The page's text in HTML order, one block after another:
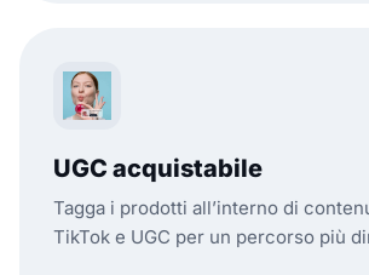
UGC acquistabile
Tagga i prodotti all’interno di
TikTok e UGC per un percorso più